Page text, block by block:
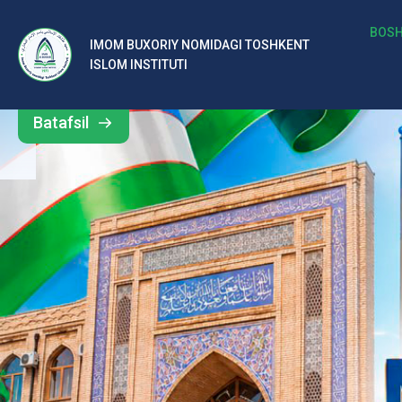
IMOM BUXORIY NOMIDAGI TOSHKENT
ISLOM INSTITUTI
b
al
ar
o‘
rt
a
si
d
Barcha
yangiliklar
Batafsil